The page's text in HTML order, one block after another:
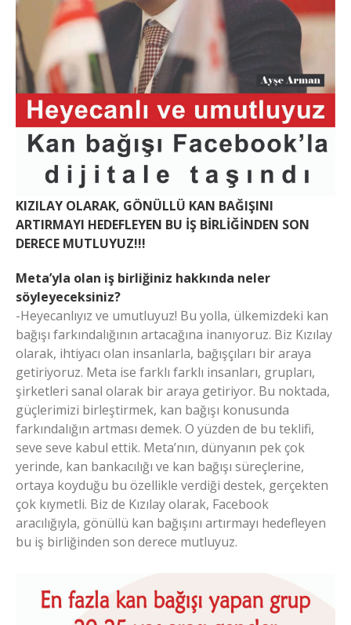
KIZILAY OLARAK, GÖNÜLLÜ KAN BAĞIŞINI
ARTIRMAYI HEDEFLEYEN BU İŞ BİRLİĞİNDEN SON
DERECE MUTLUYUZ!!!
Meta’yla olan iş birliğiniz hakkında neler
söyleyeceksiniz?
-Heyecanlıyız ve umutluyuz! Bu yolla, ülkemizdeki kan
bağışı farkındalığının artacağına inanıyoruz. Biz Kızılay
olarak, ihtiyacı olan insanlarla, bağışçıları bir araya
getiriyoruz. Meta ise farklı farklı insanları, grupları,
şirketleri sanal olarak bir araya getiriyor. Bu noktada,
güçlerimizi birleştirmek, kan bağışı konusunda
farkındalığın artması demek. O yüzden de bu teklifi,
seve seve kabul ettik. Meta’nın, dünyanın pek çok
yerinde, kan bankacılığı ve kan bağışı süreçlerine,
ortaya koyduğu bu özellikle verdiği destek, gerçekten
çok kıymetli. Biz de Kızılay olarak, Facebook
aracılığıyla, gönüllü kan bağışını artırmayı hedefleyen
bu iş birliğinden son derece mutluyuz.